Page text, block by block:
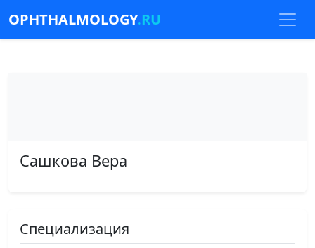
OPHTHALMOLOGY.RU
Сашкова Вера
Специализация